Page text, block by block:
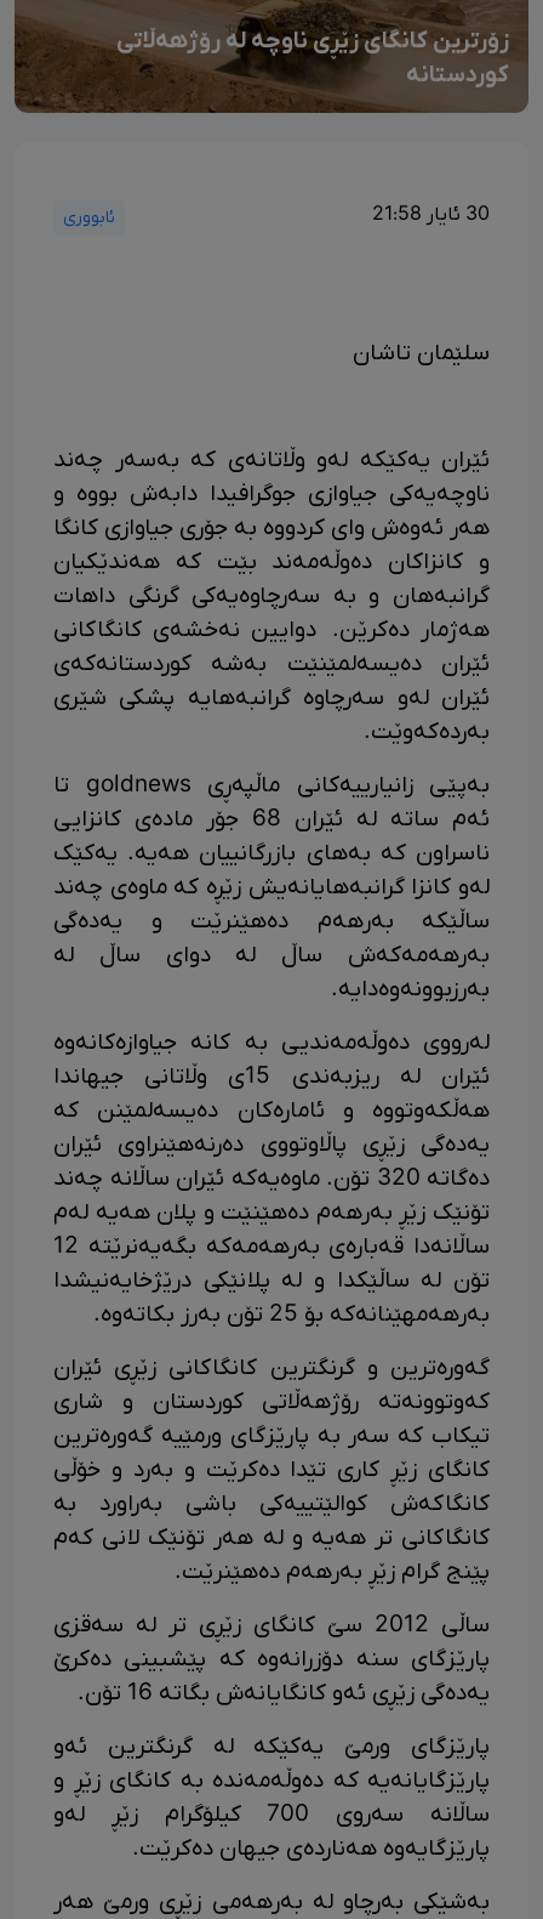
زۆرترین کانگای زێڕی ناوچە لە رۆژهەڵاتی
کوردستانە
30 ئایار 21:58 ئابووری
سلێمان تاشان
ئێران یەکێکە لەو وڵاتانەی کە بەسەر چەند
ناوچەیەکی جیاوازی جوگرافیدا دابەش بووە و
هەر ئەوەش وای کردووە بە جۆری جیاوازی کانگا
و کانزاکان دەوڵەمەند بێت کە هەندێکیان
گرانبەهان و بە سەرچاوەیەکی گرنگی داهات
هەژمار دەکرێن. دوایین نەخشەی کانگاکانی
ئێران دەیسەلمێنێت بەشە کوردستانەکەی
ئێران لەو سەرچاوە گرانبەهایە پشکی شێری
بەردەکەوێت.
بەپێی زانیارییەکانی ماڵپەڕی goldnews تا
ئەم ساتە لە ئێران 68 جۆر مادەی کانزایی
ناسراون کە بەهای بازرگانییان هەیە. یەکێک
لەو کانزا گرانبەهایانەیش زێڕە کە ماوەی چەند
ساڵێکە بەرهەم دەهێنرێت و یەدەگی
بەرهەمەکەش ساڵ لە دوای ساڵ لە
بەرزبوونەوەدایە.
لەرووی دەوڵەمەندیی بە کانە جیاوازەکانەوە
ئێران لە ریزبەندی 15ی وڵاتانی جیهاندا
هەڵکەوتووە و ئامارەکان دەیسەلمێنن کە
یەدەگی زێڕی پاڵاوتووی دەرنەهێنراوی ئێران
دەگاتە 320 تۆن. ماوەیەکە ئێران ساڵانە چەند
تۆنێک زێڕ بەرهەم دەهێنێت و پلان هەیە لەم
ساڵانەدا قەبارەی بەرهەمەکە بگەیەنرێتە 12
تۆن لە ساڵێکدا و لە پلانێکی درێژخایەنیشدا
بەرهەمهێنانەکە بۆ 25 تۆن بەرز بکاتەوە.
گەورەترین و گرنگترین کانگاکانی زێڕی ئێران
کەوتوونەتە رۆژهەڵاتی کوردستان و شاری
تیکاب کە سەر بە پارێزگای ورمێیە گەورەترین
کانگای زێڕ کاری تێدا دەکرێت و بەرد و خۆڵی
کانگاکەش کوالێتییەکی باشی بەراورد بە
کانگاکانی تر هەیە و لە هەر تۆنێک لانی کەم
پێنج گرام زێڕ بەرهەم دەهێنرێت.
ساڵی 2012 سێ کانگای زێڕی تر لە سەقزی
پارێزگای سنە دۆزرانەوە کە پێشبینی دەکرێ
یەدەگی زێڕی ئەو کانگایانەش بگاتە 16 تۆن.
پارێزگای ورمێ یەکێکە لە گرنگترین ئەو
پارێزگایانەیە کە دەوڵەمەندە بە کانگای زێڕ و
ساڵانە سەروی 700 کیلۆگرام زێڕ لەو
پارێزگایەوە هەناردەی جیهان دەکرێت.
بەشێکی بەرچاو لە بەرهەمی زێڕی ورمێ هەر